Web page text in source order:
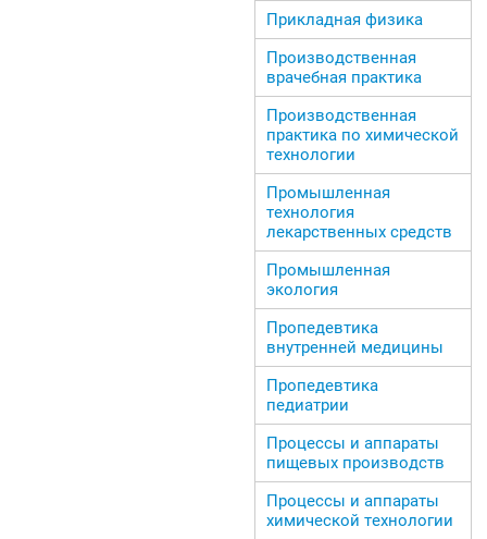
Прикладная физика
Производственная
врачебная практика
Производственная
практика по химической
технологии
Промышленная
технология
лекарственных средств
Промышленная
экология
Пропедевтика
внутренней медицины
Пропедевтика
педиатрии
Процессы и аппараты
пищевых производств
Процессы и аппараты
химической технологии